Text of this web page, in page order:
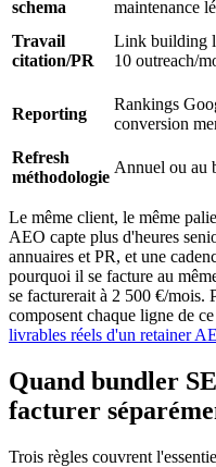
schema maintenance
Travail
citation/PR
Link building
10 outreach/
Reporting
Rankings
conversion
Refresh
méthodologie
Annuel ou au
Le même client, le même
AEO capte plus d'heures
annuaires et PR, et une
pourquoi il se facture au
se facturerait à 2 500 €/mois.
composent chaque ligne de
livrables réels d'un retainer
Quand bundler
facturer
Trois règles couvrent